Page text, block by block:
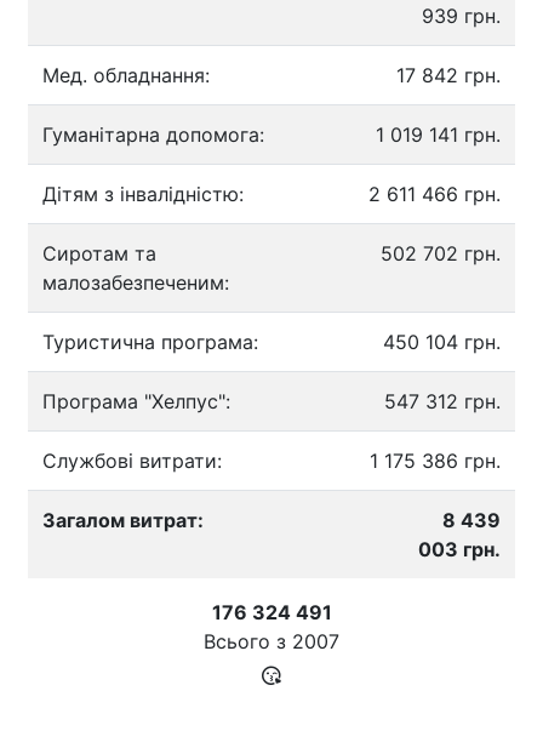
939 грн.
Мед. обладнання: 17 842 грн.
Гуманітарна допомога: 1 019 141 грн.
Дітям з інвалідністю: 2 611 466 грн.
Сиротам та
малозабезпеченим:
502 702 грн.
Туристична програма: 450 104 грн.
Програма "Хелпус": 547 312 грн.
Службові витрати: 1 175 386 грн.
Загалом витрат:
8 439
003 грн.
176 324 491
Всього з 2007